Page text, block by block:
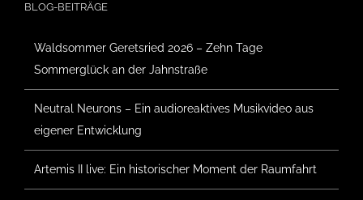
BLOG-BEITRÄGE
Waldsommer Geretsried 2026 – Zehn Tage
Sommerglück an der Jahnstraße
Neutral Neurons – Ein audioreaktives Musikvideo aus
eigener Entwicklung
Artemis II live: Ein historischer Moment der Raumfahrt